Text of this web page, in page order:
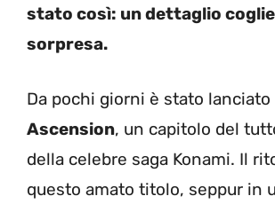
stato così: un dettaglio
sorpresa.
Da pochi giorni è stato lanciato
Ascension, un capitolo del
della celebre saga Konami. Il
questo amato titolo, seppur in